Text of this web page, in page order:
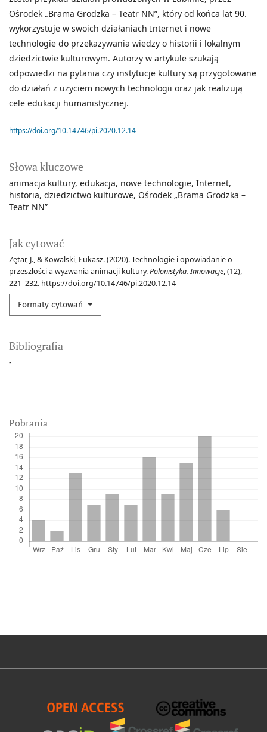
Słowa kluczowe
animacja kultury edukacja nowe technologie Internet
historia dziedzictwo kulturowe Ośrodek „Brama Grodzka –
Teatr NN”
Jak cytować
Zętar, J., & Kowalski, Łukasz. (2020). Technologie i opowiadanie o
przeszłości a wyzwania animacji kultury.Polonistyka. Innowacje, (12),
221–232. https://doi.org/10.14746/pi.2020.12.14
Formaty cytowań
Ośrodek „Brama Grodzka – Teatr NN”, który od końca lat 90.
wykorzystuje w swoich działaniach Internet i nowe
technologie do przekazywania wiedzy o historii i lokalnym
dziedzictwie kulturowym. Autorzy w artykule szukają
odpowiedzi na pytania czy instytucje kultury są przygotowane
do działań z użyciem nowych technologii oraz jak realizują
cele edukacji humanistycznej.
https://doi.org/10.14746/pi.2020.12.14
Pobrania
Bibliografia
-